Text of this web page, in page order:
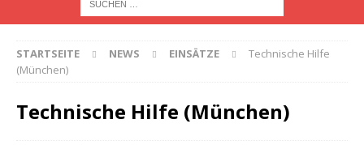
STARTSEITE NEWS EINSÄTZE
Technische Hilfe
(München)
Technische Hilfe (München)